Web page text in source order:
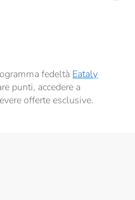
in caso di consenso prestato ai
fedeltà Eataly
punti, accedere a
offerte esclusive.